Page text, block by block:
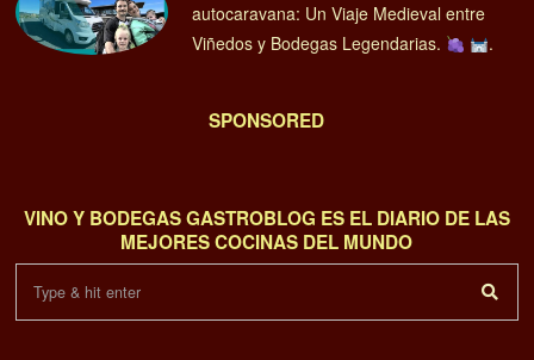
autocaravana: Un Viaje Medieval entre
Viñedos y Bodegas Legendarias.
.
SPONSORED
VINO Y BODEGAS GASTROBLOG ES EL DIARIO DE LAS
MEJORES COCINAS DEL MUNDO